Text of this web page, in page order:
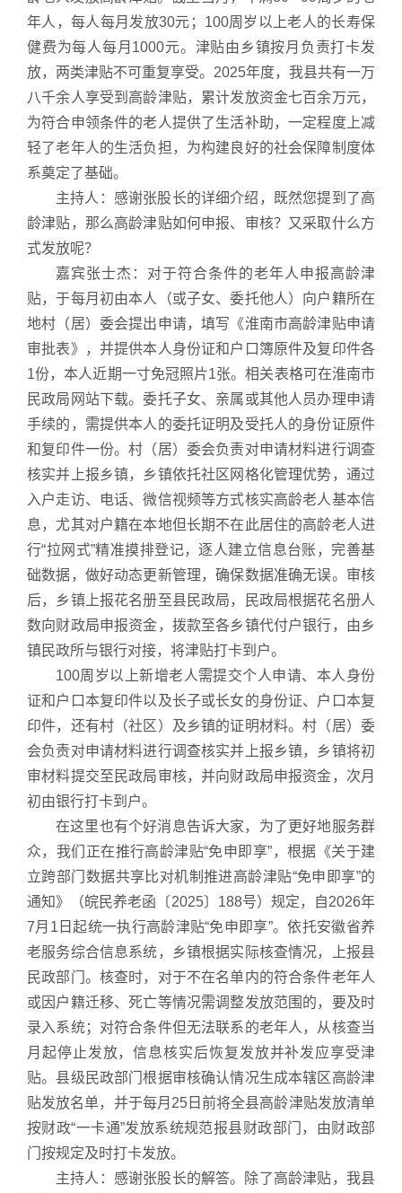
年人，每人每月发放30元；100周岁以上老人的长寿保
健费为每人每月1000元。津贴由乡镇按月负责打卡发
放，两类津贴不可重复享受。2025年度，我县共有一万
八千余人享受到高龄津贴，累计发放资金七百余万元，
为符合申领条件的老人提供了生活补助，一定程度上减
轻了老年人的生活负担，为构建良好的社会保障制度体
系奠定了基础。
主持人：感谢张股长的详细介绍，既然您提到了高
龄津贴，那么高龄津贴如何申报、审核？又采取什么方
式发放呢？
嘉宾张士杰：对于符合条件的老年人申报高龄津
贴，于每月初由本人（或子女、委托他人）向户籍所在
地村（居）委会提出申请，填写《淮南市高龄津贴申请
审批表》，并提供本人身份证和户口簿原件及复印件各
1份，本人近期一寸免冠照片1张。相关表格可在淮南市
民政局网站下载。委托子女、亲属或其他人员办理申请
手续的，需提供本人的委托证明及受托人的身份证原件
和复印件一份。村（居）委会负责对申请材料进行调查
核实并上报乡镇，乡镇依托社区网格化管理优势，通过
入户走访、电话、微信视频等方式核实高龄老人基本信
息，尤其对户籍在本地但长期不在此居住的高龄老人进
行“拉网式”精准摸排登记，逐人建立信息台账，完善基
础数据，做好动态更新管理，确保数据准确无误。审核
后，乡镇上报花名册至县民政局，民政局根据花名册人
数向财政局申报资金，拨款至各乡镇代付户银行，由乡
镇民政所与银行对接，将津贴打卡到户。
100周岁以上新增老人需提交个人申请、本人身份
证和户口本复印件以及长子或长女的身份证、户口本复
印件，还有村（社区）及乡镇的证明材料。村（居）委
会负责对申请材料进行调查核实并上报乡镇，乡镇将初
审材料提交至民政局审核，并向财政局申报资金，次月
初由银行打卡到户。
在这里也有个好消息告诉大家，为了更好地服务群
众，我们正在推行高龄津贴“免申即享”，根据《关于建
立跨部门数据共享比对机制推进高龄津贴“免申即享”的
通知》（皖民养老函〔2025〕188号）规定，自2026年
7月1日起统一执行高龄津贴“免申即享”。依托安徽省养
老服务综合信息系统，乡镇根据实际核查情况，上报县
民政部门。核查时，对于不在名单内的符合条件老年人
或因户籍迁移、死亡等情况需调整发放范围的，要及时
录入系统；对符合条件但无法联系的老年人，从核查当
月起停止发放，信息核实后恢复发放并补发应享受津
贴。县级民政部门根据审核确认情况生成本辖区高龄津
贴发放名单，并于每月25日前将全县高龄津贴发放清单
按财政“一卡通”发放系统规范报县财政部门，由财政部
门按规定及时打卡发放。
主持人：感谢张股长的解答。除了高龄津贴，我县